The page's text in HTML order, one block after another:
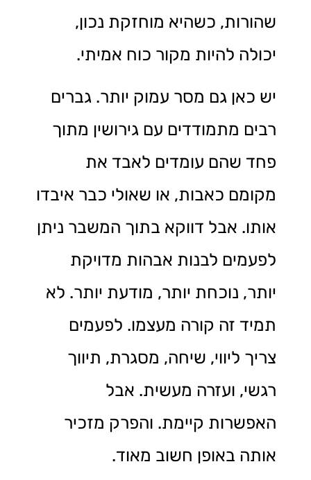
שהורות, כשהיא מוחזקת נכון,
יכולה להיות מקור כוח אמיתי.
יש כאן גם מסר עמוק יותר. גברים
רבים מתמודדים עם גירושין מתוך
פחד שהם עומדים לאבד את
מקומם כאבות, או שאולי כבר איבדו
אותו. אבל דווקא בתוך המשבר ניתן
לפעמים לבנות אבהות מדויקת
יותר, נוכחת יותר, מודעת יותר. לא
תמיד זה קורה מעצמו. לפעמים
צריך ליווי, שיחה, מסגרת, תיווך
רגשי, ועזרה מעשית. אבל
האפשרות קיימת. והפרק מזכיר
אותה באופן חשוב מאוד.